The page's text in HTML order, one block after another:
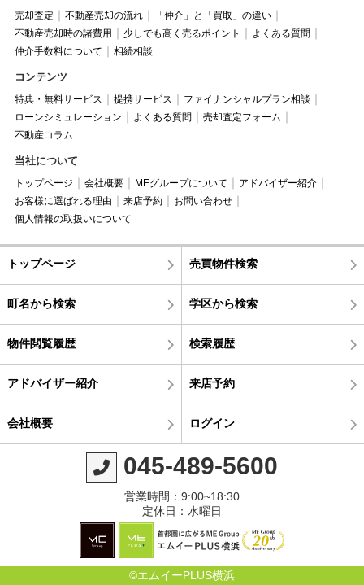
売却査定 不動産売却の流れ
「仲介」と「買取」の違い
不動産売却時の諸費用
少しでも高く売るポイント
よくある質問
仲介手数料について
相続相談
コンテンツ
特典・無料サービス 提携サービス
ファイナンシャルプラン相談
ローンシミュレーション
よくある質問
売却査定フォーム
不動産コラム
当社について
トップページ 会社概要 MEグループについて
アドバイザー紹介
お客様に選ばれる理由
来店予約
お問い合わせ
個人情報の取扱いについて
トップページ 売買物件検索
町名から検索 学区から検索
物件閲覧履歴 検索履歴
アドバイザー紹介 来店予約
会社概要 ログイン
045-489-5600
営業時間：9:00~18:30
定休日：水曜日
©エムイーPLUS横浜